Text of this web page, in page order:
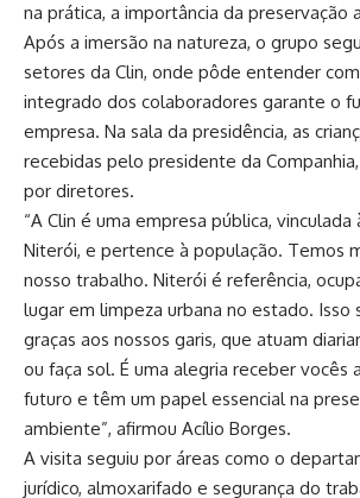
na prática, a importância da preservação
Após a imersão na natureza, o grupo
setores da Clin, onde pôde entender
integrado dos colaboradores garante o
empresa. Na sala da presidência, as
recebidas pelo presidente da
por diretores.
“A Clin é uma empresa pública,
Niterói, e pertence à população. Temos
nosso trabalho. Niterói é referência,
lugar em limpeza urbana no estado. Isso
graças aos nossos garis, que atuam
ou faça sol. É uma alegria receber vocês
futuro e têm um papel essencial na
ambiente”, afirmou Acílio Borges.
A visita seguiu por áreas como o
jurídico, almoxarifado e segurança do